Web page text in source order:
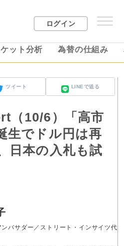
ログイン
ット分析 為替の仕組み
ツイート LINEで送る
（10/6）「高市
生でドル円は再
日本の入札も試
ンバサダー／ストリート・インサイツ代